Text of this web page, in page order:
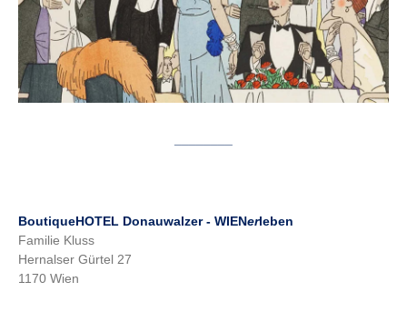
BoutiqueHOTEL Donauwalzer - WIENerleben
Familie Kluss
Hernalser Gürtel 27
1170 Wien